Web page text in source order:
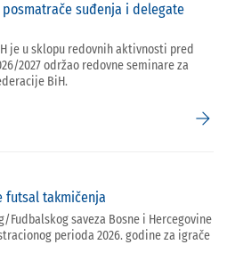
suđenja i delegate
je u sklopu redovnih aktivnosti pred
2027 održao redovne seminare za
BiH.
arrow_forward
futsal takmičenja
saveza Bosne i Hercegovine
perioda 2026. godine za igrače